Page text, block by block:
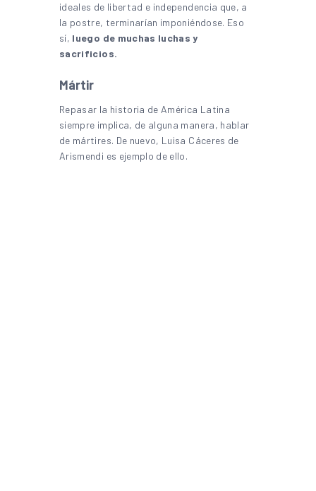
ideales de libertad e independencia que, a
la postre, terminarían imponiéndose. Eso
sí, luego de muchas luchas y
sacrificios.
Mártir
Repasar la historia de América Latina
siempre implica, de alguna manera, hablar
de mártires. De nuevo, Luisa Cáceres de
Arismendi es ejemplo de ello.